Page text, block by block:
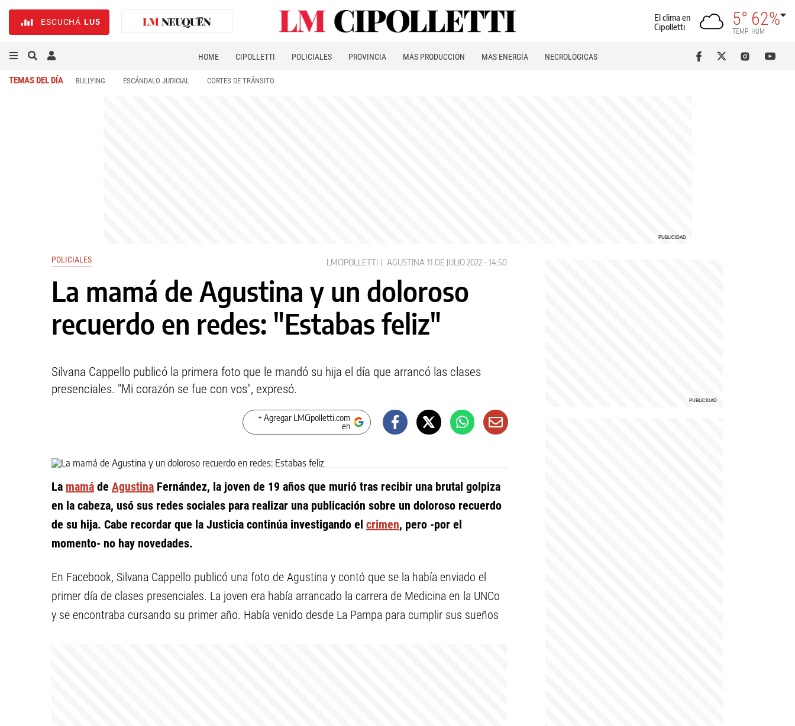
ESCUCHÁ LU5
El clima en
Cipolletti
5°
TEMP
62%
HUM
HOME CIPOLLETTI POLICIALES PROVINCIA MÁS PRODUCCIÓN MÁS ENERGÍA NECROLÓGICAS
TEMAS DEL DÍA BULLYING ESCÁNDALO JUDICIAL CORTES DE TRÁNSITO
POLICIALES LMCIPOLLETTI AGUSTINA 11 DE JULIO 2022 - 14:50
La mamá de Agustina y un doloroso
recuerdo en redes: "Estabas feliz"
Silvana Cappello publicó la primera foto que le mandó su hija el día que arrancó las clases
presenciales. "Mi corazón se fue con vos", expresó.
+ Agregar LMCipolletti.com
en
La mamá de Agustina Fernández, la joven de 19 años que murió tras recibir una brutal golpiza
en la cabeza, usó sus redes sociales para realizar una publicación sobre un doloroso recuerdo
de su hija. Cabe recordar que la Justicia continúa investigando el crimen, pero -por el
momento- no hay novedades.
En Facebook, Silvana Cappello publicó una foto de Agustina y contó que se la había enviado el
primer día de clases presenciales. La joven era había arrancado la carrera de Medicina en la UNCo
y se encontraba cursando su primer año. Había venido desde La Pampa para cumplir sus sueños